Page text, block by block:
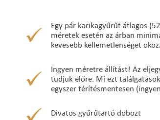
Egy pár karikagyűrűt átlagos
méretek esetén az árban
kevesebb kellemetlenséget
Ingyen méretre állítást! Az
tudjuk előre. Mi ezt
egyszer térítésmentesen
Divatos gyűrűtartó dobozt